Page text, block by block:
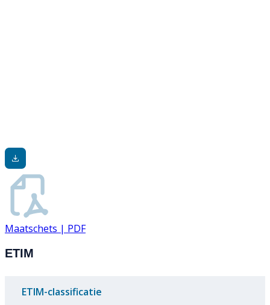
Maatschets | PDF
ETIM
ETIM-classificatie